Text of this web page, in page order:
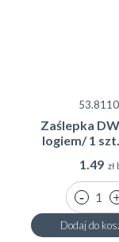
53.8110
Zaślepka
logiem/ 1
1.49 zł
Dodaj do